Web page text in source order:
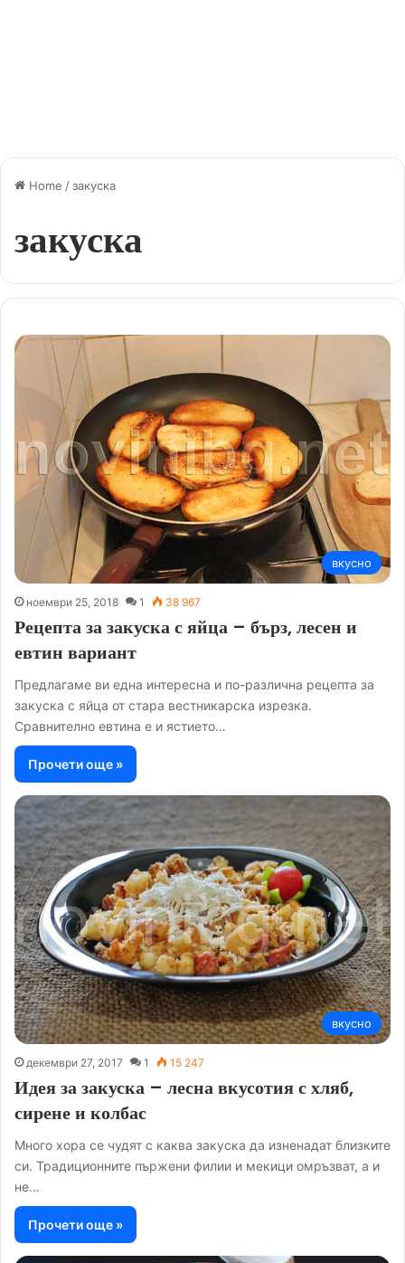
Home /закуска
закуска
вкусно
ноември 25, 2018 1 38 967
Рецепта за закуска с яйца – бърз, лесен и
евтин вариант
Предлагаме ви една интересна и по-различна рецепта за
закуска с яйца от стара вестникарска изрезка.
Сравнително евтина е и ястието…
Прочети още »
вкусно
декември 27, 2017 1 15 247
Идея за закуска – лесна вкусотия с хляб,
сирене и колбас
Много хора се чудят с каква закуска да изненадат близките
си. Традиционните пържени филии и мекици омръзват, а и
не…
Прочети още »